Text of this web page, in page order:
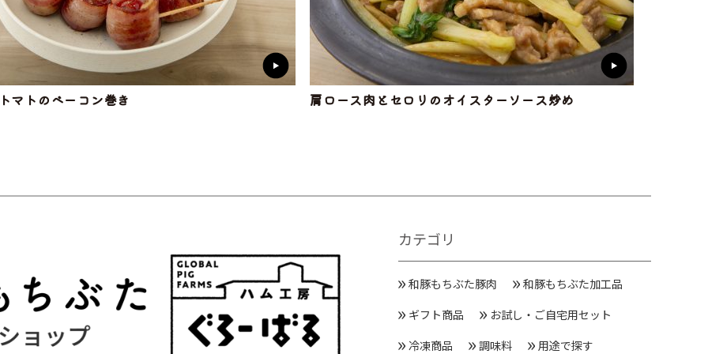
マトのベーコン巻き 肩ロース肉とセロリのオイスターソース炒め
カテゴリ
和豚もちぶた豚肉
和豚もちぶた加工品
ギフト商品
お試し・ご自宅用セット
冷凍商品
調味料 用途で探す